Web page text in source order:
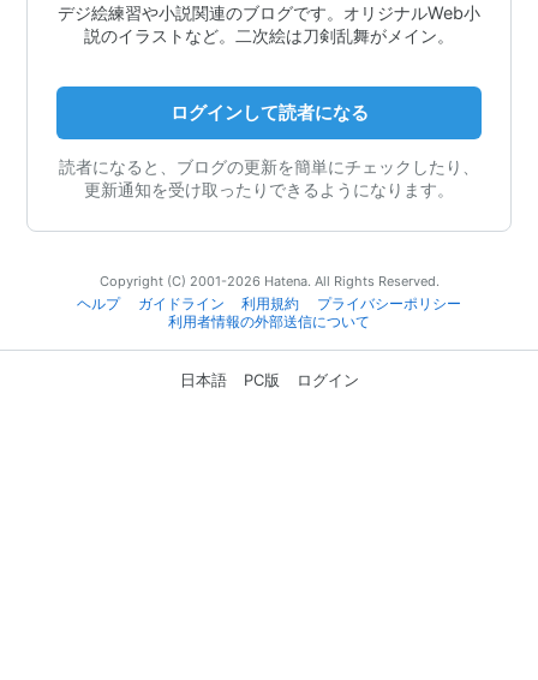
デジ絵練習や小説関連のブログです。オリジナルWeb小
説のイラストなど。二次絵は刀剣乱舞がメイン。
ログインして読者になる
読者になると、ブログの更新を簡単にチェックしたり、
更新通知を受け取ったりできるようになります。
Copyright (C) 2001-2026 Hatena. All Rights Reserved.
ヘルプ
ガイドライン 利用規約
プライバシーポリシー
利用者情報の外部送信について
日本語 PC版 ログイン